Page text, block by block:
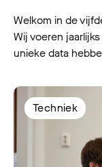
Welkom in de
Wij voeren
unieke data
Techniek